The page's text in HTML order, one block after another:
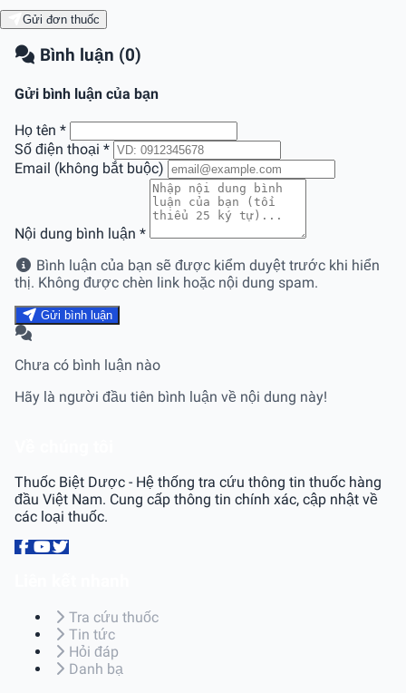
Gửi đơn thuốc
Bình luận (0)
Gửi bình luận của bạn
Họ tên *
Số điện thoại *
Email (không bắt buộc)
Nội dung bình luận *
Bình luận của bạn sẽ được kiểm duyệt trước khi hiển
thị. Không được chèn link hoặc nội dung spam.
Gửi bình luận
Chưa có bình luận nào
Hãy là người đầu tiên bình luận về nội dung này!
Thuốc Biệt Dược - Hệ thống tra cứu thông tin thuốc hàng
đầu Việt Nam. Cung cấp thông tin chính xác, cập nhật về
các loại thuốc.
Tra cứu thuốc
Tin tức
Hỏi đáp
Danh bạ